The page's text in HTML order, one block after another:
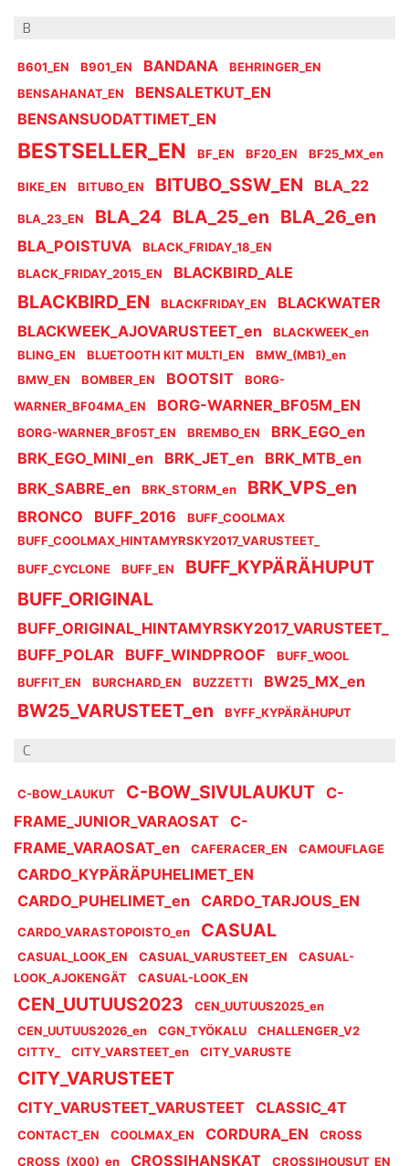
B
B601_EN B901_EN BANDANA
BEHRINGER_EN
BENSAHANAT_EN
BENSALETKUT_EN
BENSANSUODATTIMET_EN
BESTSELLER_EN BF_EN BF20_EN BF25_MX_en
BIKE_EN BITUBO_EN BITUBO_SSW_EN BLA_22
BLA_23_EN BLA_24 BLA_25_en BLA_26_en
BLA_POISTUVA
BLACK_FRIDAY_18_EN
BLACK_FRIDAY_2015_EN
BLACKBIRD_ALE
BLACKBIRD_EN BLACKFRIDAY_EN
BLACKWATER
BLACKWEEK_AJOVARUSTEET_en
BLACKWEEK_en
BLING_EN
BLUETOOTH KIT MULTI_EN
BMW_(MB1)_en
BMW_EN
BOMBER_EN BOOTSIT
BORG-
WARNER_BF04MA_EN
BORG-WARNER_BF05M_EN
BORG-WARNER_BF05T_EN BREMBO_EN
BRK_EGO_en
BRK_EGO_MINI_en
BRK_JET_en
BRK_MTB_en
BRK_SABRE_en
BRK_STORM_en BRK_VPS_en
BRONCO BUFF_2016
BUFF_COOLMAX
BUFF_COOLMAX_HINTAMYRSKY2017_VARUSTEET_
BUFF_CYCLONE
BUFF_EN
BUFF_KYPÄRÄHUPUT
BUFF_ORIGINAL
BUFF_ORIGINAL_HINTAMYRSKY2017_VARUSTEET_
BUFF_POLAR
BUFF_WINDPROOF
BUFF_WOOL
BUFFIT_EN
BURCHARD_EN BUZZETTI BW25_MX_en
BW25_VARUSTEET_en BYFF_KYPÄRÄHUPUT
C
C-BOW_LAUKUT C-BOW_SIVULAUKUT C-
FRAME_JUNIOR_VARAOSAT C-
FRAME_VARAOSAT_en
CAFERACER_EN CAMOUFLAGE
CARDO_KYPÄRÄPUHELIMET_EN
CARDO_PUHELIMET_en CARDO_TARJOUS_EN
CARDO_VARASTOPOISTO_en CASUAL
CASUAL_LOOK_EN CASUAL_VARUSTEET_EN
CASUAL-
LOOK_AJOKENGÄT
CASUAL-LOOK_EN
CEN_UUTUUS2023
CEN_UUTUUS2025_en
CEN_UUTUUS2026_en
CGN_TYÖKALU
CHALLENGER_V2
CITTY_
CITY_VARSTEET_en CITY_VARUSTE
CITY_VARUSTEET
CITY_VARUSTEET_VARUSTEET CLASSIC_4T
CONTACT_EN COOLMAX_EN CORDURA_EN
CROSS
CROSS_(X00)_en
CROSSIHANSKAT
CROSSIHOUSUT_EN